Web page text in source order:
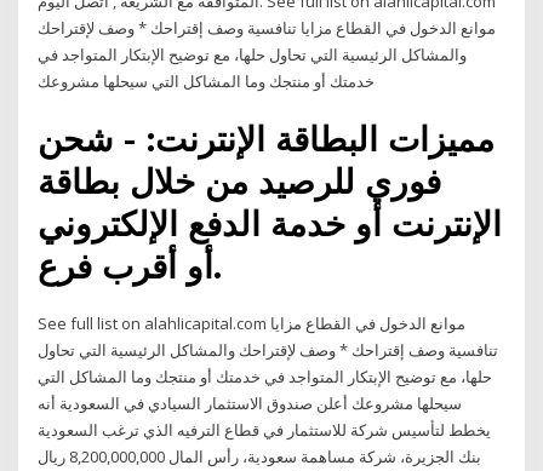
موانع الدخول في القطاع مزايا تنافسية وصف إقتراحك * وصف لإقتراحك
والمشاكل الرئيسية التي تحاول حلها، مع توضيح الإبتكار المتواجد في
خدمتك أو منتجك وما المشاكل التي سيحلها مشروعك
مميزات البطاقة الإنترنت: - شحن
فوري للرصيد من خلال بطاقة
الإنترنت أو خدمة الدفع الإلكتروني
أو أقرب فرع.
See full list on alahlicapital.com موانع الدخول في القطاع مزايا
تنافسية وصف إقتراحك * وصف لإقتراحك والمشاكل الرئيسية التي تحاول
حلها، مع توضيح الإبتكار المتواجد في خدمتك أو منتجك وما المشاكل التي
سيحلها مشروعك أعلن صندوق الاستثمار السيادي في السعودية أنه
يخطط لتأسيس شركة للاستثمار في قطاع الترفيه الذي ترغب السعودية
بنك الجزيرة، شركة مساهمة سعودية، رأس المال 8,200,000,000 ريال